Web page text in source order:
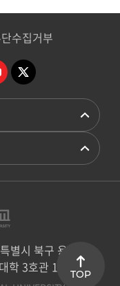
수집거부
시 북구 용봉로
학 3호관 106호TOP